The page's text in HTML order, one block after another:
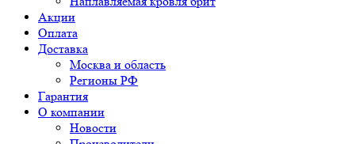
Акции
Оплата
Доставка
Москва и область
Регионы РФ
Гарантия
О компании
Новости